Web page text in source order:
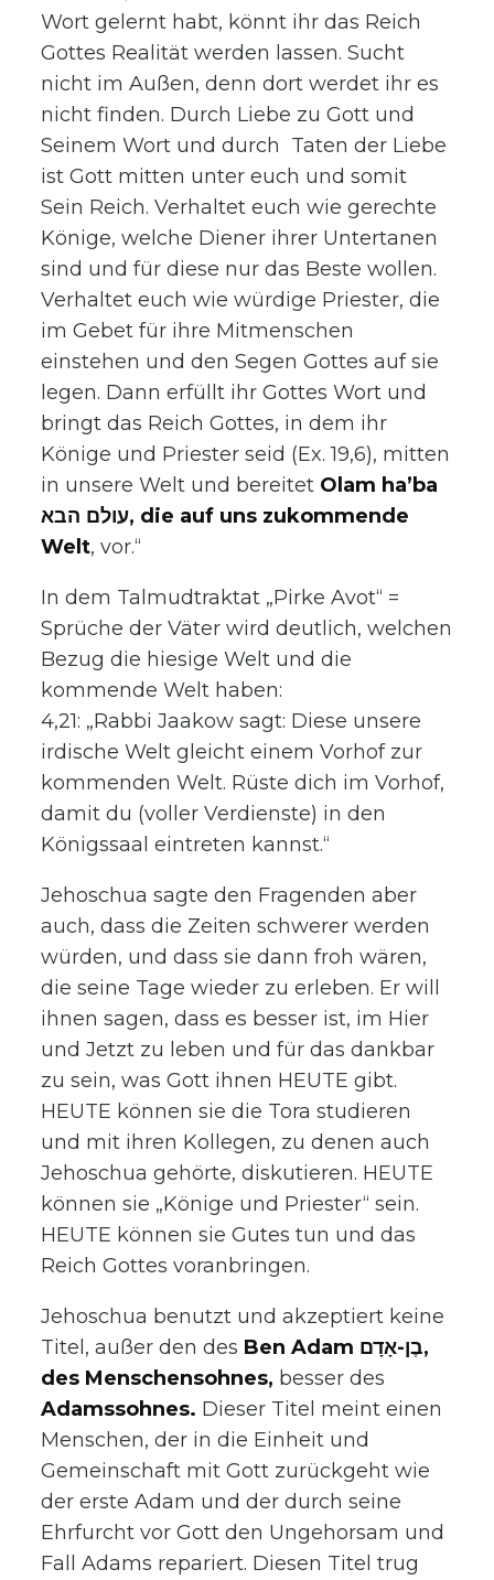
Wort gelernt habt, könnt ihr das Reich
Gottes Realität werden lassen. Sucht
nicht im Außen, denn dort werdet ihr es
nicht finden. Durch Liebe zu Gott und
Seinem Wort und durch Taten der Liebe
ist Gott mitten unter euch und somit
Sein Reich. Verhaltet euch wie gerechte
Könige, welche Diener ihrer Untertanen
sind und für diese nur das Beste wollen.
Verhaltet euch wie würdige Priester, die
im Gebet für ihre Mitmenschen
einstehen und den Segen Gottes auf sie
legen. Dann erfüllt ihr Gottes Wort und
bringt das Reich Gottes, in dem ihr
Könige und Priester seid (Ex. 19,6), mitten
in unsere Welt und bereitet Olam ha’ba
עולם הבא, die auf uns zukommende
Welt, vor.“
In dem Talmudtraktat „Pirke Avot“ =
Sprüche der Väter wird deutlich, welchen
Bezug die hiesige Welt und die
kommende Welt haben:
4,21: „Rabbi Jaakow sagt: Diese unsere
irdische Welt gleicht einem Vorhof zur
kommenden Welt. Rüste dich im Vorhof,
damit du (voller Verdienste) in den
Königssaal eintreten kannst.“
Jehoschua sagte den Fragenden aber
auch, dass die Zeiten schwerer werden
würden, und dass sie dann froh wären,
die seine Tage wieder zu erleben. Er will
ihnen sagen, dass es besser ist, im Hier
und Jetzt zu leben und für das dankbar
zu sein, was Gott ihnen HEUTE gibt.
HEUTE können sie die Tora studieren
und mit ihren Kollegen, zu denen auch
Jehoschua gehörte, diskutieren. HEUTE
können sie „Könige und Priester“ sein.
HEUTE können sie Gutes tun und das
Reich Gottes voranbringen.
Jehoschua benutzt und akzeptiert keine
Titel, außer den des Ben Adam בֶן-אָדָם,
des Menschensohnes, besser des
Adamssohnes. Dieser Titel meint einen
Menschen, der in die Einheit und
Gemeinschaft mit Gott zurückgeht wie
der erste Adam und der durch seine
Ehrfurcht vor Gott den Ungehorsam und
Fall Adams repariert. Diesen Titel trug